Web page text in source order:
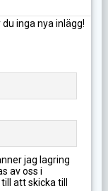
inga nya inlägg!
jag lagring
av oss i
att skicka till